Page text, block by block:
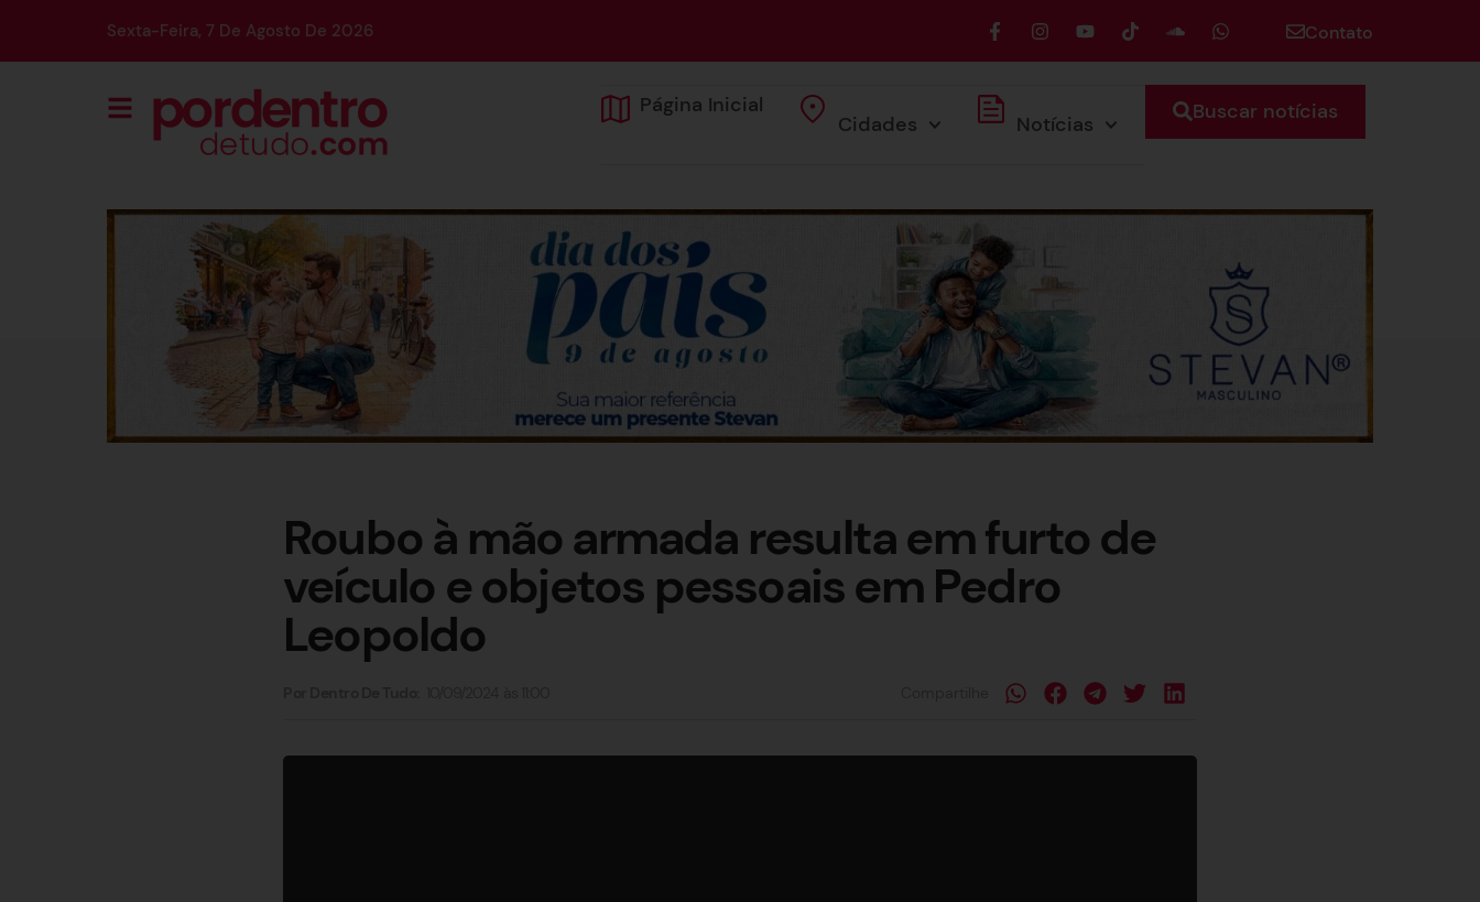
Sexta-Feira, 7 De Agosto De 2026 Contato
Página Inicial
Cidades Notícias Buscar notícias
Roubo à mão armada resulta em furto de
veículo e objetos pessoais em Pedro
Leopoldo